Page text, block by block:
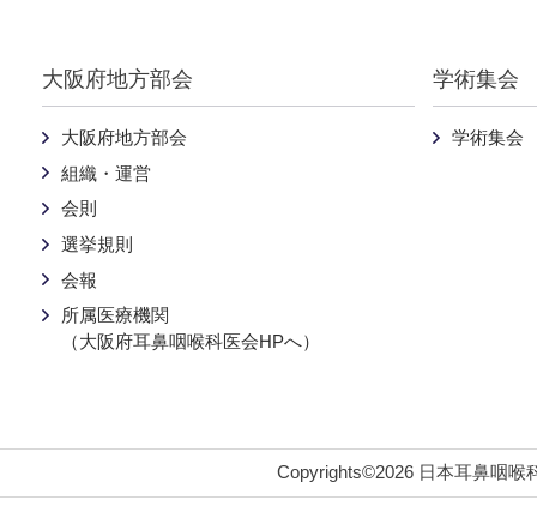
大阪府地方部会
大阪府地方部会
組織・運営
会則
選挙規則
会報
所属医療機関
（大阪府耳鼻咽喉科医会HPへ）
学術集会
学術集会
Copyrights©2026 日本耳鼻咽喉